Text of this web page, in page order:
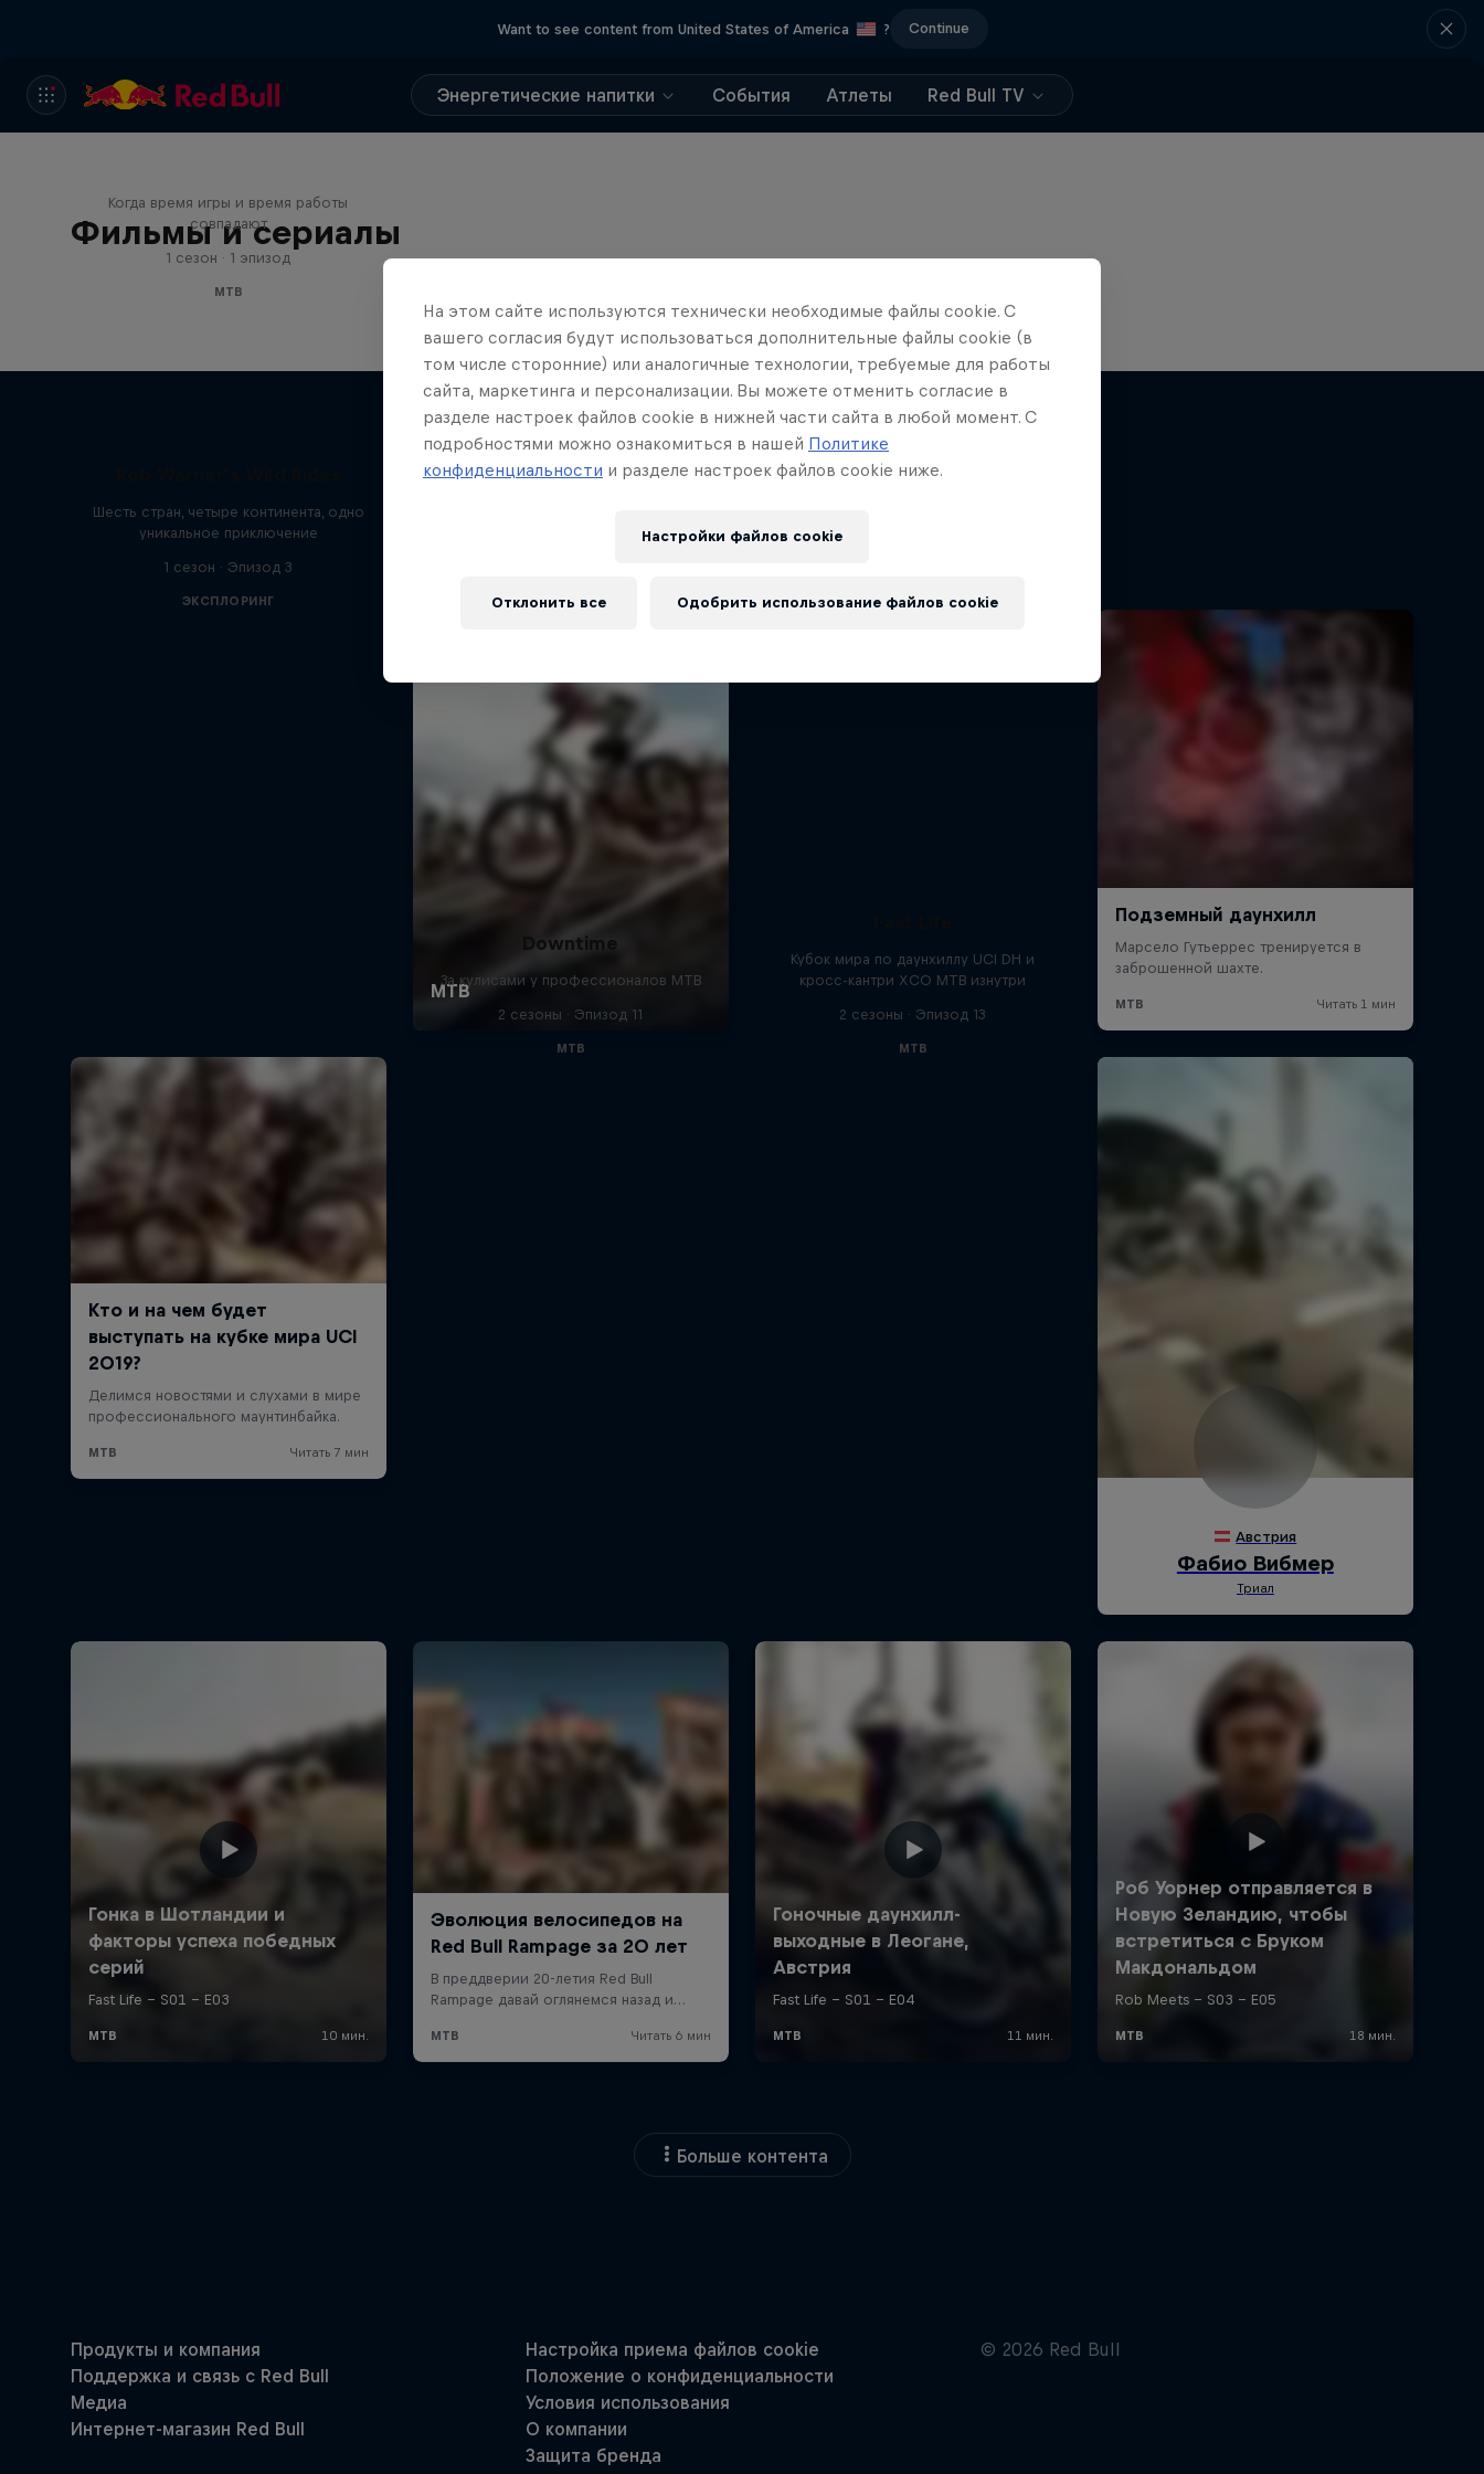
Want to see content from United States of America ? Continue
Энергетические напитки События Атлеты Red Bull TV
Фильмы и сериалы
Когда время игры и время работы
совпадают
1 сезон · 1 эпизод
MTB
Еще
Шесть стран, четыре континента, одно
уникальное приключение
1 сезон · Эпизод 3
ЭКСПЛОРИНГ
Aaron Gwin's Off Season
MTB
Downtime
За кулисами у профессионалов MTB
2 сезоны · Эпизод 11
MTB
Кубок мира по даунхиллу UCI DH и
кросс-кантри XCO MTB изнутри
2 сезоны · Эпизод 13
MTB
Больше контента
На этом сайте иcпользуются технически необходимые файлы cookie. С
вашего согласия будут использоваться дополнительные файлы cookie (в
том числе сторонние) или аналогичные технологии, требуемые для работы
сайта, маркетинга и персонализации. Вы можете отменить согласие в
разделе настроек файлов cookie в нижней части сайта в любой момент. С
подробностями можно ознакомиться в нашей Политике
конфиденциальности и разделе настроек файлов cookie ниже.
Настройки файлов cookie
Отклонить все Одобрить использование файлов cookie